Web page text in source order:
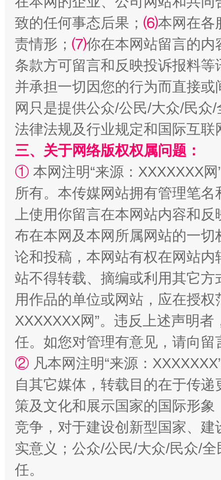
解纷+调解+退费，一次搞定
站台名比不上好声名
漫山遍野的桃花与雪山、麦地、白藏房 除
招工难、用工荒背后
致的任何事态后果； ⑹本网在各
责情形； ⑺你在本网站留言的内
条款方可留言和反映投诉报料
并承担一切因您的行为而直接
网只是提供公众/公民/大众/民
法律法规及行业规定和国际互
三、关于网络版权权属问题：
① 本网注明“来源：XXXXXXX
所有。本传媒网站拥有管理笔
上使用你留言在本网站内容和
布在本网及本网所属网站的一
论和投稿，本网站有权在网站
站不得转载、摘编或利用其它
用作品的单位或网站，应在授
XXXXXXX网”。违反上述声明
任。如您对管理有意见，请向
② 凡本网注明“来源：
自其它媒体，转载目的在于传
策及文化和展示国家的国际形
竞争，对于建设创新型国家、
实意义；公众/公民/大众/民众/
任。